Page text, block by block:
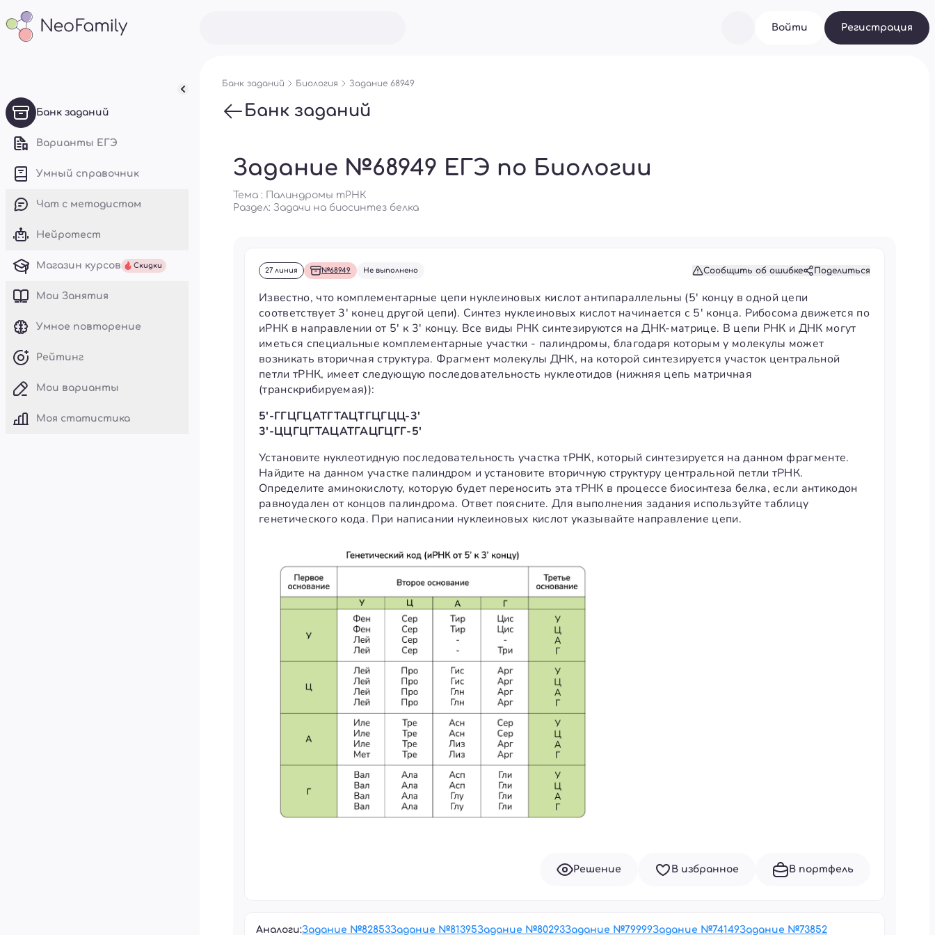
Банк заданий
Варианты ЕГЭ
Умный справочник
Чат с методистом
Нейротест
Магазин курсов Скидки
Mои Занятия
Умное повторение
Рейтинг
Мои варианты
Моя статистика
Войти Регистрация
Банк заданий Биология Задание 68949
Банк заданий
Задание №68949 ЕГЭ по Биологии
Тема : Палиндромы тРНК
Раздел: Задачи на биосинтез белка
27 линия №68949 Не выполнено Сообщить об ошибке Поделиться
Известно, что комплементарные цепи нуклеиновых кислот антипараллельны (5' концу в одной цепи
соответствует 3' конец другой цепи). Синтез нуклеиновых кислот начинается с 5' конца. Рибосома движется по
иРНК в направлении от 5' к 3' концу. Все виды РНК синтезируются на ДНК-матрице. В цепи РНК и ДНК могут
иметься специальные комплементарные участки - палиндромы, благодаря которым у молекулы может
возникать вторичная структура. Фрагмент молекулы ДНК, на которой синтезируется участок центральной
петли тРНК, имеет следующую последовательность нуклеотидов (нижняя цепь матричная
(транскрибируемая)):
5'-ГГЦГЦАТГТАЦТГЦГЦЦ-3'
3'-ЦЦГЦГТАЦАТГАЦГЦГГ-5'
Установите нуклеотидную последовательность участка тРНК, который синтезируется на данном фрагменте.
Найдите на данном участке палиндром и установите вторичную структуру центральной петли тРНК.
Определите аминокислоту, которую будет переносить эта тРНК в процессе биосинтеза белка, если антикодон
равноудален от концов палиндрома. Ответ поясните. Для выполнения задания используйте таблицу
генетического кода. При написании нуклеиновых кислот указывайте направление цепи.
Решение В избранное В портфель
Аналоги:Задание №82853Задание №81395Задание №80293Задание №79999Задание №74149Задание №73852